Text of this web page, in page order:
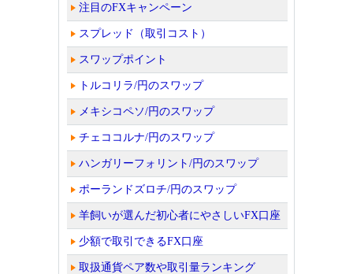
注目のFXキャンペーン
スプレッド（取引コスト）
スワップポイント
トルコリラ/円のスワップ
メキシコペソ/円のスワップ
チェココルナ/円のスワップ
ハンガリーフォリント/円のスワップ
ポーランドズロチ/円のスワップ
羊飼いが選んだ初心者にやさしいFX口座
少額で取引できるFX口座
取扱通貨ペア数や取引量ランキング